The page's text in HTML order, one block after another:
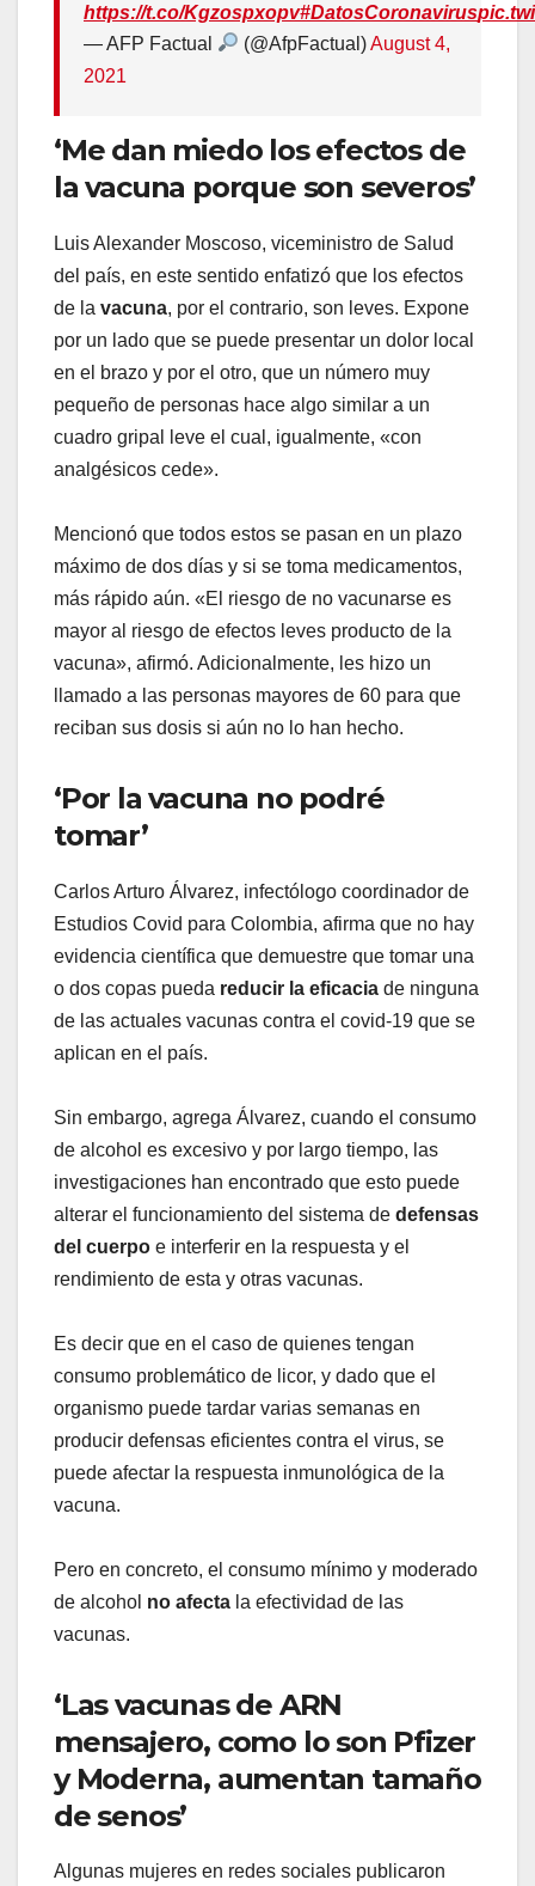
https://t.co/Kgzospxopv#DatosCoronavirus
— AFP Factual
(@AfpFactual)August 4,
2021
‘Me dan miedo los efectos de
la vacuna porque son severos’
Luis Alexander Moscoso, viceministro de Salud
del país, en este sentido enfatizó que los efectos
de la vacuna, por el contrario, son leves. Expone
por un lado que se puede presentar un dolor local
en el brazo y por el otro, que un número muy
pequeño de personas hace algo similar a un
cuadro gripal leve el cual, igualmente, «con
analgésicos cede».
Mencionó que todos estos se pasan en un plazo
máximo de dos días y si se toma medicamentos,
más rápido aún. «El riesgo de no vacunarse es
mayor al riesgo de efectos leves producto de la
vacuna», afirmó. Adicionalmente, les hizo un
llamado a las personas mayores de 60 para que
reciban sus dosis si aún no lo han hecho.
‘Por la vacuna no podré
tomar’
Carlos Arturo Álvarez, infectólogo coordinador de
Estudios Covid para Colombia, afirma que no hay
evidencia científica que demuestre que tomar una
o dos copas pueda reducir la eficacia de ninguna
de las actuales vacunas contra el covid-19 que se
aplican en el país.
Sin embargo, agrega Álvarez, cuando el consumo
de alcohol es excesivo y por largo tiempo, las
investigaciones han encontrado que esto puede
alterar el funcionamiento del sistema de defensas
del cuerpo e interferir en la respuesta y el
rendimiento de esta y otras vacunas.
Es decir que en el caso de quienes tengan
consumo problemático de licor, y dado que el
organismo puede tardar varias semanas en
producir defensas eficientes contra el virus, se
puede afectar la respuesta inmunológica de la
vacuna.
Pero en concreto, el consumo mínimo y moderado
de alcohol no afecta la efectividad de las
vacunas.
‘Las vacunas de ARN
mensajero, como lo son Pfizer
y Moderna, aumentan tamaño
de senos’
Algunas mujeres en redes sociales publicaron